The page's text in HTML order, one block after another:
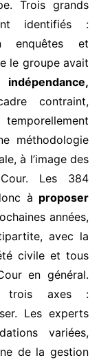
Trois grands
identifiés :
enquêtes et
le groupe avait
contraint,
méthodologie
à l’image des
Les 384
à proposer
années,
avec la
civile et tous
en général.
trois axes :
Les experts
variées,
de la gestion